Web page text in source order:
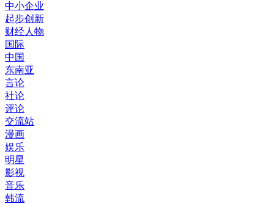
中小企业
起步创新
财经人物
国际
中国
东南亚
言论
社论
评论
交流站
漫画
娱乐
明星
影视
音乐
韩流